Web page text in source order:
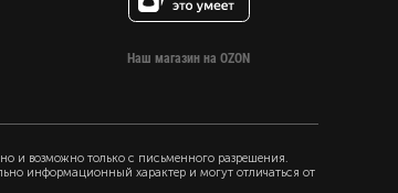
Наш магазин на OZON
и возможно только с письменного разрешения.
информационный характер и могут отличаться от